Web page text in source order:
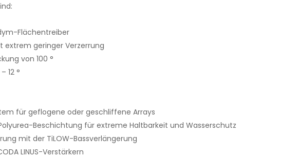
Flächentreiber
extrem geringer Verzerrung
von 100 °
12 °
für geflogene oder geschliffene Arrays
Beschichtung für extreme Haltbarkeit und Wasserschutz
mit der TiLOW-Bassverlängerung
LINUS-Verstärkern